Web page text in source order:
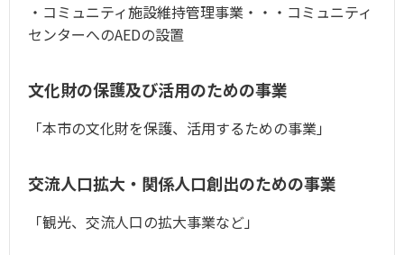
・コミュニティ施設維持管理事業・・・コミュニティ
センターへのAEDの設置
文化財の保護及び活用のための事業
「本市の文化財を保護、活用するための事業」
交流人口拡大・関係人口創出のための事業
「観光、交流人口の拡大事業など」